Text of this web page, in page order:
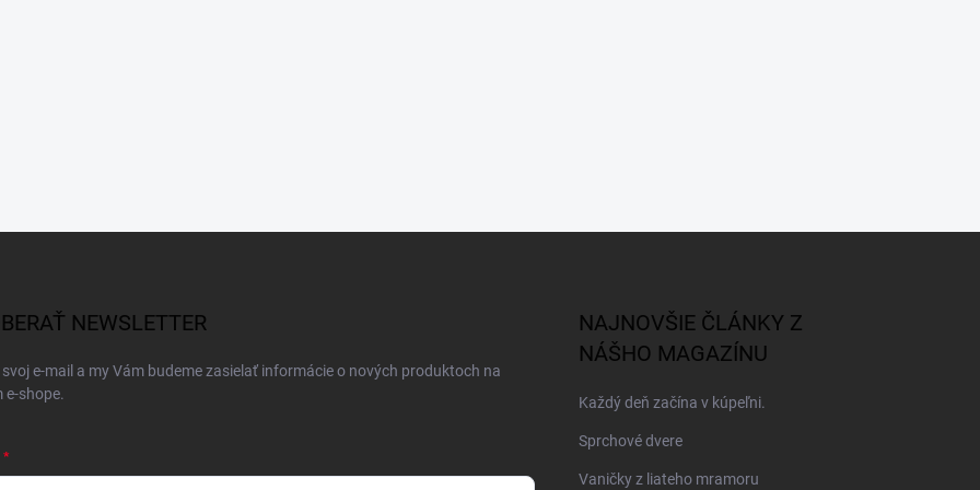
NEWSLETTER
e-mail a my Vám budeme zasielať informácie o nových produktoch na
e-shope.
NAJNOVŠIE ČLÁNKY Z
NÁŠHO MAGAZÍNU
Každý deň začína v kúpeľni.
Sprchové dvere
Vaničky z liateho mramoru